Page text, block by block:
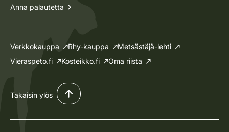
Anna palautetta
Verkkokauppa Rhy-kauppa
Metsästäjä-lehti
Vieraspeto.fi
Kosteikko.fi Oma riista
Takaisin ylös